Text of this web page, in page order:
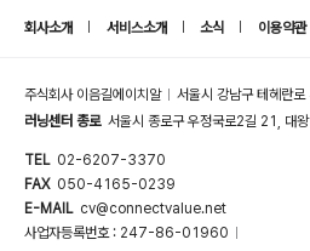
회사소개 서비스소개 소식 이용약관
주식회사 이음길에이치알
서울시 강남구 테헤란
러닝센터 종로 서울시 종로구 우정국로2길 21,
TEL 02-6207-3370
FAX 050-4165-0239
E-MAIL cv@connectvalue.net
사업자등록번호 : 247-86-01960